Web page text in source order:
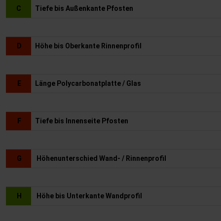
C Tiefe bis Außenkante Pfosten
D Höhe bis Oberkante Rinnenprofil
E Länge Polycarbonatplatte / Glas
F Tiefe bis Innenseite Pfosten
G Höhenunterschied Wand- / Rinnenprofil
H Höhe bis Unterkante Wandprofil